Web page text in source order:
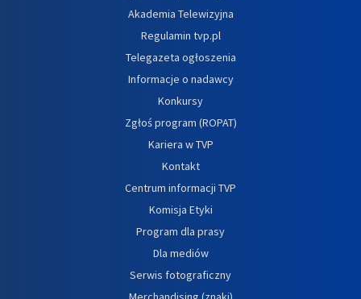
Akademia Telewizyjna
Regulamin tvp.pl
Telegazeta ogłoszenia
Informacje o nadawcy
Konkursy
Zgłoś program (ROPAT)
Kariera w TVP
Kontakt
Centrum informacji TVP
Komisja Etyki
Program dla prasy
Dla mediów
Serwis fotograficzny